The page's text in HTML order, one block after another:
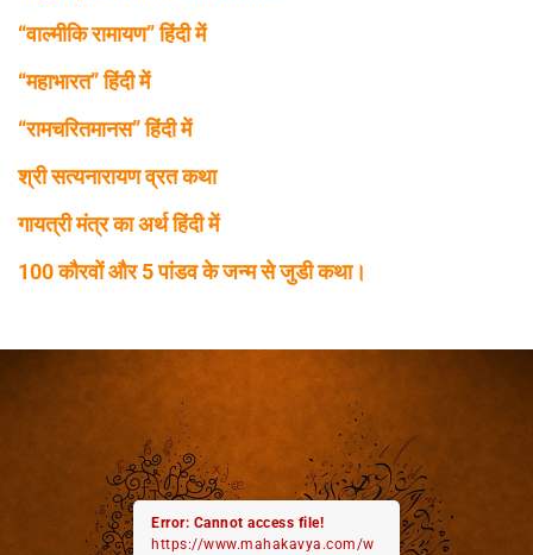
“वाल्मीकि रामायण” हिंदी में
“महाभारत” हिंदी में
“रामचरितमानस” हिंदी में
श्री सत्यनारायण व्रत कथा
गायत्री मंत्र का अर्थ हिंदी में
100 कौरवों और 5 पांडव के जन्म से जुडी कथा।
Error: Cannot access file!
https://www.mahakavya.com/w